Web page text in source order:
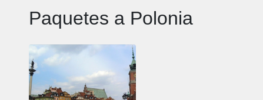
Paquetes a Polonia